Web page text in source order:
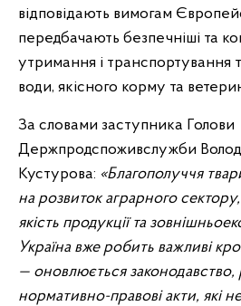
відповідають вимогам
передбачають безпечніші та
утримання і транспортування
води, якісного корму та
За словами заступника Голови
Держпродспоживслужби
Кустурова: «Благополуччя
на розвиток аграрного
якість продукції та
Україна вже робить важливі
— оновлюється законодавство,
нормативно-правові акти, які